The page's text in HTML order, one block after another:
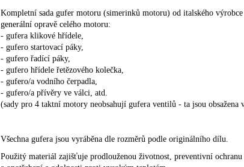
Kompletní sada gufer motoru (simerinků motoru) od italského
generální opravě celého motoru:
- gufera klikové hřídele,
- gufero startovací páky,
- gufero řadící páky,
- gufero hřídele řetězového kolečka,
- gufero/a vodního čerpadla,
- gufero/a přívěry ve válci, atd.
(sady pro 4 taktní motory neobsahují gufera ventilů - ta jsou obsažena
Všechna gufera jsou vyráběna dle rozměrů podle originálního dílu.
Použitý materiál zajišťuje prodlouženou životnost, preventivní